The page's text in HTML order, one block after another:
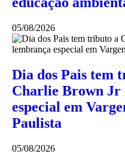
05/08/2026
Dia dos Pais tem
Charlie Brown Jr
especial em
Paulista
05/08/2026